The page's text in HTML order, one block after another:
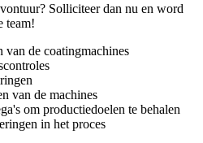
Solliciteer dan nu en word
team!
van de coatingmachines
van de machines
om productiedoelen te behalen
in het proces